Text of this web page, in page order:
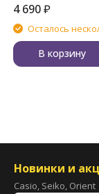
4 690₽
Осталось
В корзину
Новинки и
Casio, Seiko, Orient